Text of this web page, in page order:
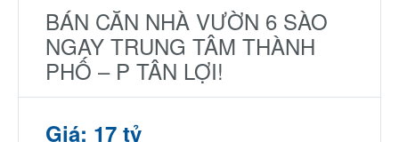
BÁN CĂN NHÀ VƯỜN 6 SÀO
NGAY TRUNG TÂM THÀNH
PHỐ – P TÂN LỢI!
Giá: 17 tỷ